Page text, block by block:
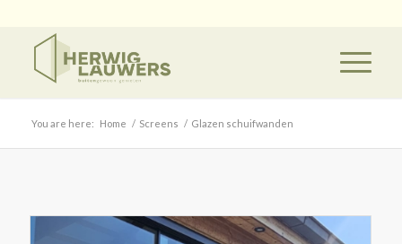
You are here: Home / Screens / Glazen schuifwanden